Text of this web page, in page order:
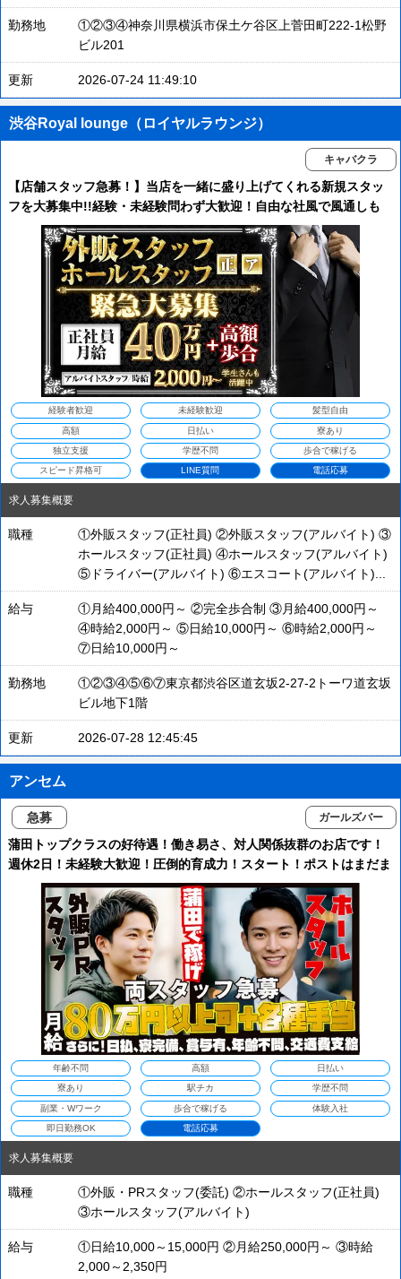
勤務地
①②③④神奈川県横浜市保土ケ谷区上菅田町222-1松野
ビル201
更新 2026-07-24 11:49:10
渋谷Royal lounge（ロイヤルラウンジ）
キャバクラ
【店舗スタッフ急募！】当店を一緒に盛り上げてくれる新規スタッ
フを大募集中!!経験・未経験問わず大歓迎！自由な社風で風通しも
抜群。古い体育会系の雰囲気は一切ありません！
経験者歓迎 未経験歓迎 髪型自由
高額 日払い 寮あり
独立支援 学歴不問 歩合で稼げる
スピード昇格可 LINE質問 電話応募
求人募集概要
職種
①外販スタッフ(正社員) ②外販スタッフ(アルバイト) ③
ホールスタッフ(正社員) ④ホールスタッフ(アルバイト)
⑤ドライバー(アルバイト) ⑥エスコート(アルバイト)...
給与
①月給400,000円～ ②完全歩合制 ③月給400,000円～
④時給2,000円～ ⑤日給10,000円～ ⑥時給2,000円～
⑦日給10,000円～
勤務地
①②③④⑤⑥⑦東京都渋谷区道玄坂2-27-2トーワ道玄坂
ビル地下1階
更新 2026-07-28 12:45:45
アンセム
急募 ガールズバー
蒲田トップクラスの好待遇！働き易さ、対人関係抜群のお店です！
週休2日！未経験大歓迎！圧倒的育成力！スタート！ポストはまだま
だ空いております♪
年齢不問 高額 日払い
寮あり 駅チカ 学歴不問
副業・Wワーク 歩合で稼げる 体験入社
即日勤務OK 電話応募
求人募集概要
職種
①外販・PRスタッフ(委託) ②ホールスタッフ(正社員)
③ホールスタッフ(アルバイト)
給与
①日給10,000～15,000円 ②月給250,000円～ ③時給
2,000～2,350円